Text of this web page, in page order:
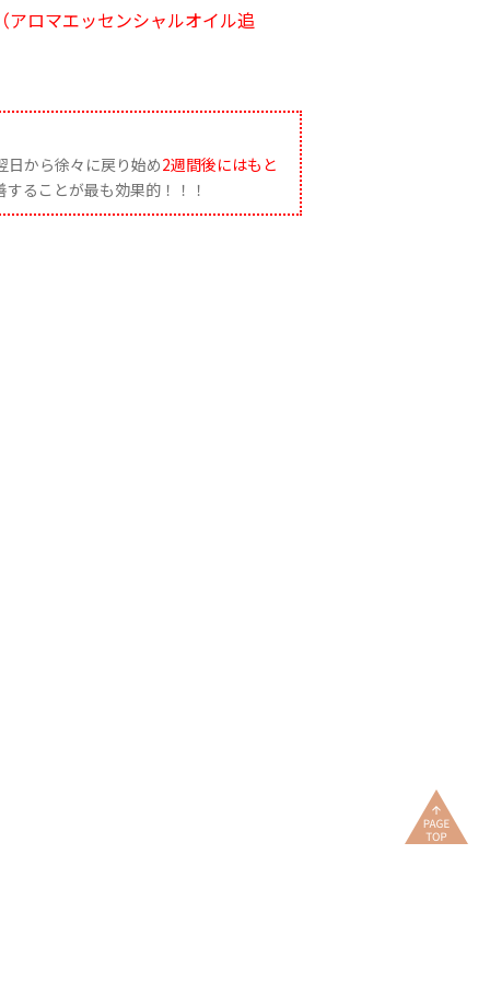
アロマエッセンシャルオイル追
日から徐々に戻り始め2週間後にはもと
ることが最も効果的！！！